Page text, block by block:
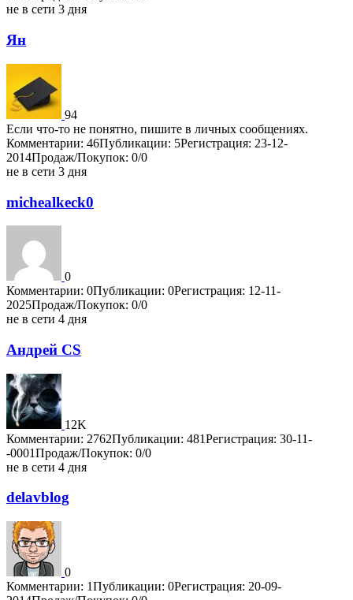
не в сети 3 дня
Ян
94
Если что-то не понятно, пишите в личных сообщениях.
Комментарии: 46Публикации: 5Регистрация: 23-12-
2014Продаж/Покупок: 0/0
не в сети 3 дня
michealkeck0
0
Комментарии: 0Публикации: 0Регистрация: 12-11-
2025Продаж/Покупок: 0/0
не в сети 4 дня
Андрей CS
12K
Комментарии: 2762Публикации: 481Регистрация: 30-11-
-0001Продаж/Покупок: 0/0
не в сети 4 дня
delavblog
0
Комментарии: 1Публикации: 0Регистрация: 20-09-